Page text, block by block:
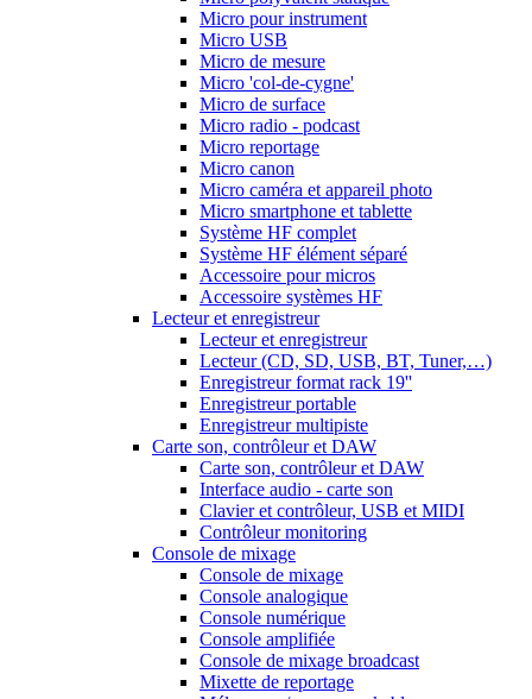
Micro pour instrument
Micro USB
Micro de mesure
Micro 'col-de-cygne'
Micro de surface
Micro radio - podcast
Micro reportage
Micro canon
Micro caméra et appareil photo
Micro smartphone et tablette
Système HF complet
Système HF élément séparé
Accessoire pour micros
Accessoire systèmes HF
Lecteur et enregistreur
Lecteur et enregistreur
Lecteur (CD, SD, USB, BT, Tuner,…)
Enregistreur format rack 19''
Enregistreur portable
Enregistreur multipiste
Carte son, contrôleur et DAW
Carte son, contrôleur et DAW
Interface audio - carte son
Clavier et contrôleur, USB et MIDI
Contrôleur monitoring
Console de mixage
Console de mixage
Console analogique
Console numérique
Console amplifiée
Console de mixage broadcast
Mixette de reportage